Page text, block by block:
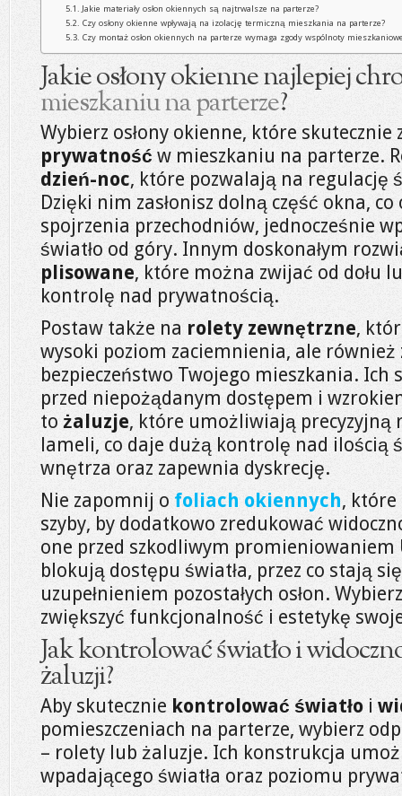
Jakie materiały osłon okiennych są najtrwalsze na parterze?
Czy osłony okienne wpływają na izolację termiczną mieszkania na parterze?
Czy montaż osłon okiennych na parterze wymaga zgody wspólnoty
Jakie osłony okienne najlepiej
mieszkaniu na parterze?
Wybierz osłony okienne, które skutecznie
prywatność w mieszkaniu na parterze.
dzień-noc, które pozwalają na regulację
Dzięki nim zasłonisz dolną część okna,
spojrzenia przechodniów, jednocześnie
światło od góry. Innym doskonałym
plisowane, które można zwijać od dołu
kontrolę nad prywatnością.
Postaw także na rolety zewnętrzne,
wysoki poziom zaciemnienia, ale również
bezpieczeństwo Twojego mieszkania.
przed niepożądanym dostępem i
to żaluzje, które umożliwiają precyzyjną
lameli, co daje dużą kontrolę nad ilością
wnętrza oraz zapewnia dyskrecję.
Nie zapomnij o foliach okiennych, które
szyby, by dodatkowo zredukować
one przed szkodliwym promieniowaniem
blokują dostępu światła, przez co stają
uzupełnieniem pozostałych osłon.
zwiększyć funkcjonalność i estetykę
Jak kontrolować światło i
żaluzji?
Aby skutecznie kontrolować światło i
pomieszczeniach na parterze, wybierz
– rolety lub żaluzje. Ich konstrukcja
wpadającego światła oraz poziomu